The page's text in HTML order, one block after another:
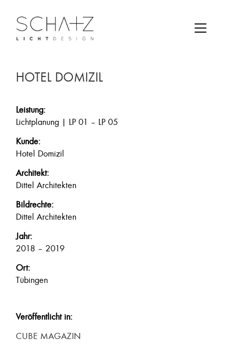
HOTEL DOMIZIL
Leistung:
Lichtplanung | LP 01 – LP 05
Kunde:
Hotel Domizil
Architekt:
Dittel Architekten
Bildrechte:
Dittel Architekten
Jahr:
2018 – 2019
Ort:
Tübingen
Veröffentlicht in:
CUBE MAGAZIN